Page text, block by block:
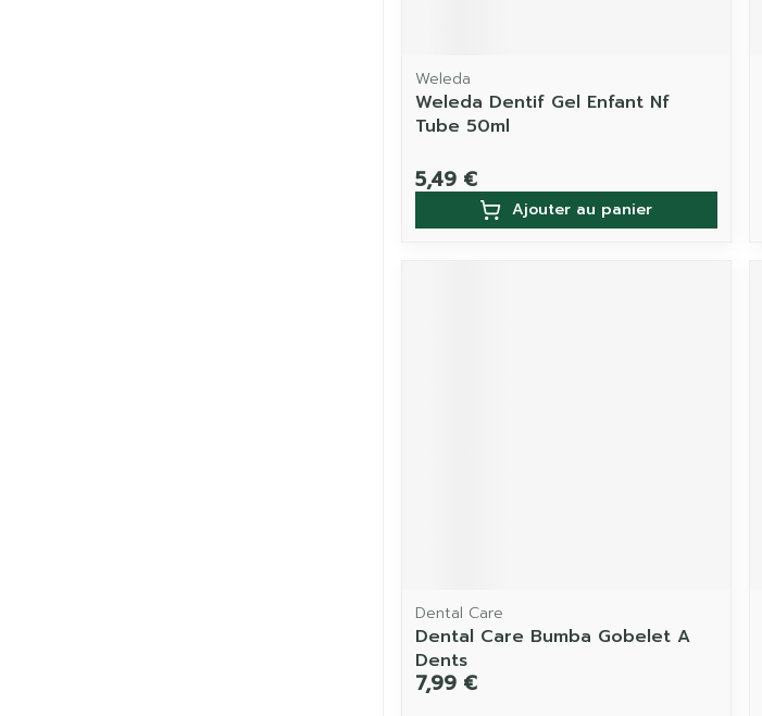
Weleda
Weleda Dentif Gel Enfant Nf
Tube 50ml
5,49 €
Ajouter au panier
Dental Care
Dental Care Bumba Gobelet A
Dents
7,99 €